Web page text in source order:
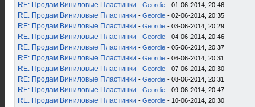
RE: Продам Виниловые Пластинки - Geordie - 01-06-2014, 20:46
RE: Продам Виниловые Пластинки - Geordie - 02-06-2014, 20:35
RE: Продам Виниловые Пластинки - Geordie - 03-06-2014, 20:29
RE: Продам Виниловые Пластинки - Geordie - 04-06-2014, 20:46
RE: Продам Виниловые Пластинки - Geordie - 05-06-2014, 20:37
RE: Продам Виниловые Пластинки - Geordie - 06-06-2014, 20:31
RE: Продам Виниловые Пластинки - Geordie - 07-06-2014, 20:30
RE: Продам Виниловые Пластинки - Geordie - 08-06-2014, 20:31
RE: Продам Виниловые Пластинки - Geordie - 09-06-2014, 20:47
RE: Продам Виниловые Пластинки - Geordie - 10-06-2014, 20:30